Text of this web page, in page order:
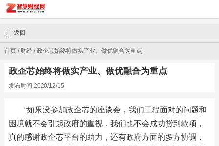
首页/ 财经/政企芯始终将做实产业、做优融合为重点
返回
政企芯始终将做实产业、做优融合为重点
发布时间:2020/12/15
“如果没参加政企芯的座谈会，我们工程面对的问题和
困境就不会引起政府的重视，我们也不会成功贷到款项，
真的感谢政企芯平台的助力，还有政府方面的多方协调，